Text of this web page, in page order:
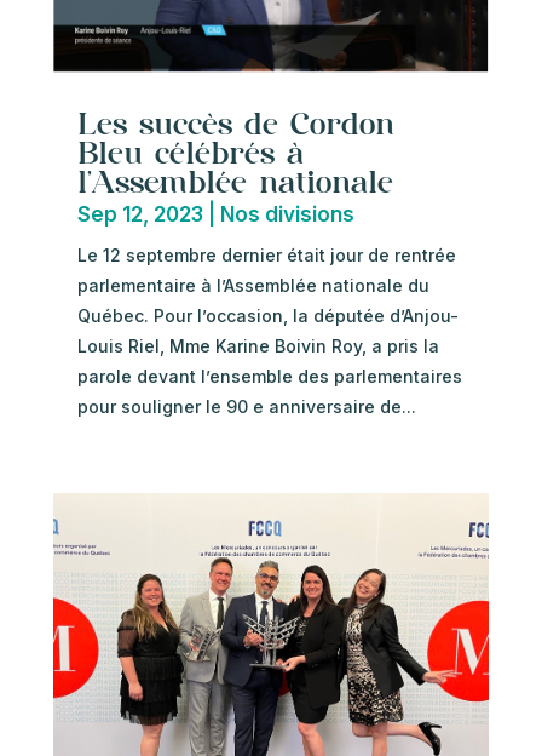
Les succès de Cordon
Bleu célébrés à
l’Assemblée nationale
Sep 12, 2023| Nos divisions
Le 12 septembre dernier était jour de rentrée
parlementaire à l’Assemblée nationale du
Québec. Pour l’occasion, la députée d’Anjou-
Louis Riel, Mme Karine Boivin Roy, a pris la
parole devant l’ensemble des parlementaires
pour souligner le 90 e anniversaire de...